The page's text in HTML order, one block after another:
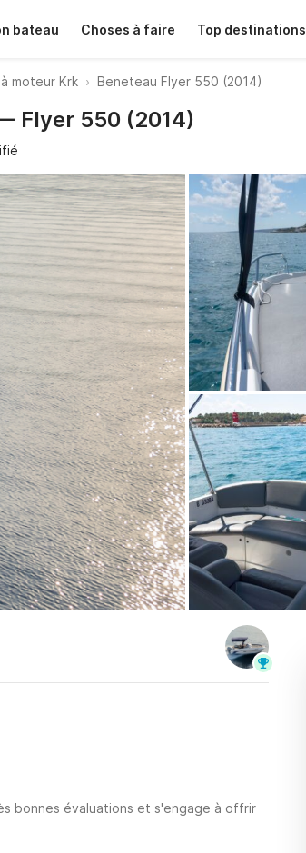
bateau Choses à faire Top destinations
moteur Krk Beneteau Flyer 550 (2014)
Flyer 550 (2014)
bonnes évaluations et s'engage à offrir